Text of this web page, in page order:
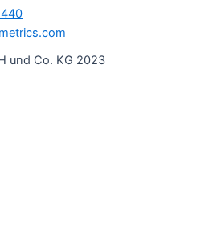
und Co. KG 2023